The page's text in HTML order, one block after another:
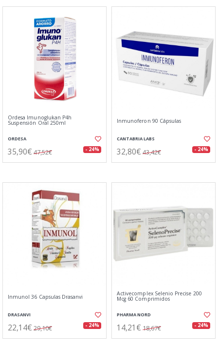
Ordesa Imunoglukan P4h
Suspensión Oral 250ml
ORDESA
35,90€ 47,52€ - 24%
Inmunoferon 90 Cápsulas
CANTABRIA LABS
32,80€ 43,42€ - 24%
Inmunol 36 Capsulas Drasanvi
DRASANVI
22,14€ 29,10€ - 24%
Activecomplex Selenio Precise 200
Mcg 60 Comprimidos
PHARMA NORD
14,21€ 18,67€ - 24%